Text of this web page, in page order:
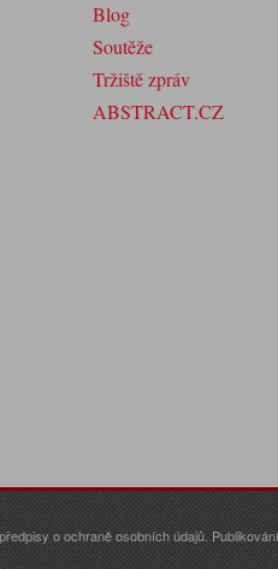
Blog
Soutěže
Tržiště zpráv
ABSTRACT.CZ
o ochraně osobních údajů.